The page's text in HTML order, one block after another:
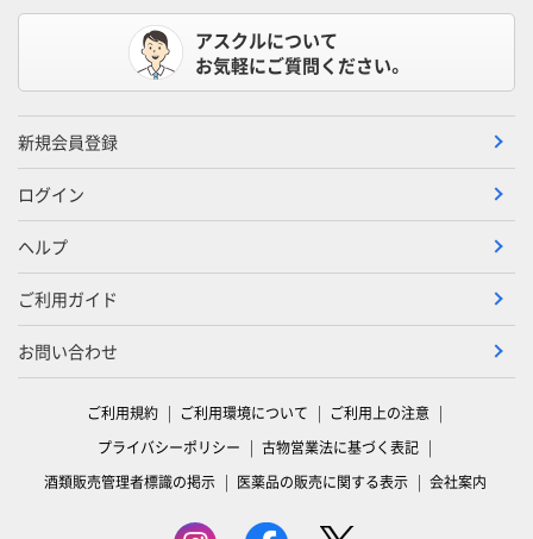
アスクルについて
お気軽にご質問ください。
新規会員登録
ログイン
ヘルプ
ご利用ガイド
お問い合わせ
ご利用規約 ご利用環境について
ご利用上の注意
プライバシーポリシー
古物営業法に基づく表記
酒類販売管理者標識の掲示
医薬品の販売に関する表示 会社案内